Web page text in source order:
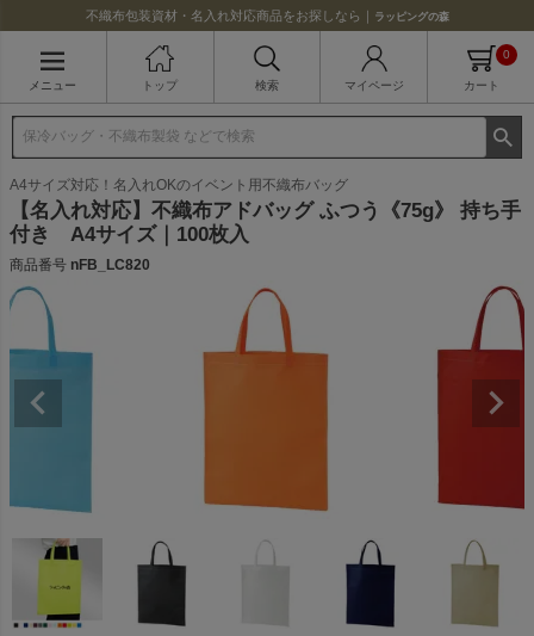
不織布包装資材・名入れ対応商品をお探しなら｜ ラッピングの森
メニュー トップ 検索 マイページ カート
0
A4サイズ対応！名入れOKのイベント用不織布バッグ
【名入れ対応】不織布アドバッグ ふつう《75g》 持ち手
付き A4サイズ｜100枚入
商品番号 nFB_LC820